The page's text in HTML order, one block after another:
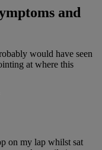
and
would have seen
at where this
on my lap whilst sat